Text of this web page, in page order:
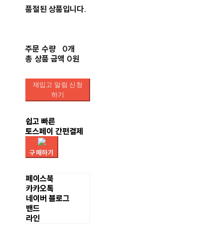
품절된 상품입니다.
주문 수량
0개
총 상품 금액 0원
재입고 알림 신청
하기
쉽고 빠른
토스페이 간편결제
구매하기
페이스북
카카오톡
네이버 블로그
밴드
라인